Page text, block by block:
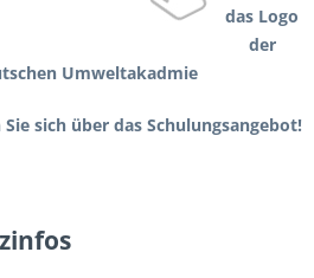
das Logo
der
Umweltakadmie
sich über das Schulungsangebot!